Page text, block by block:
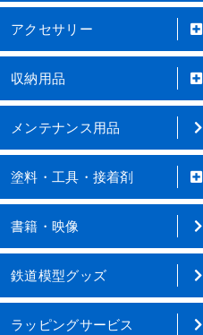
アクセサリー
収納用品
メンテナンス用品
塗料・工具・接着剤
書籍・映像
鉄道模型グッズ
ラッピングサービス